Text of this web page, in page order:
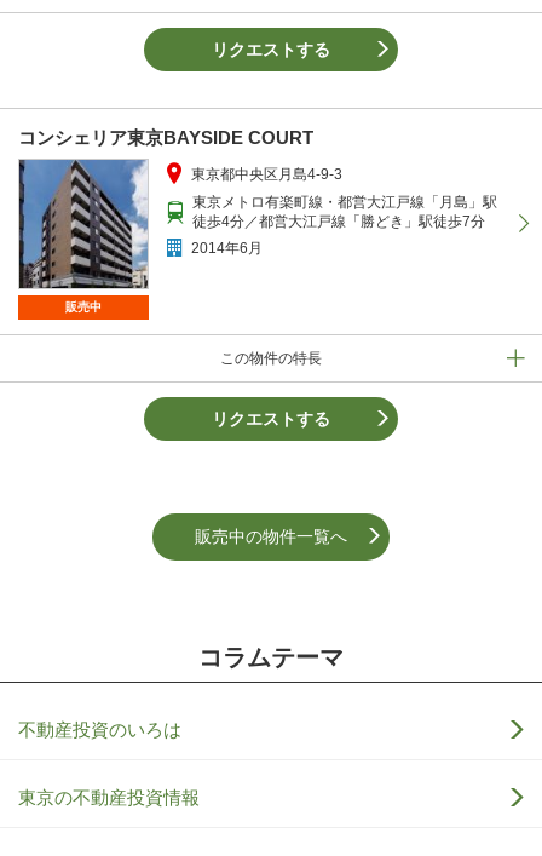
リクエストする
コンシェリア東京BAYSIDE COURT
販売中
この物件の特長
東京都中央区月島4-9-3
東京メトロ有楽町線・都営大江戸線「月島」駅
徒歩4分／都営大江戸線「勝どき」駅徒歩7分
2014年6月
リクエストする
販売中の物件一覧へ
コラムテーマ
不動産投資のいろは
東京の不動産投資情報